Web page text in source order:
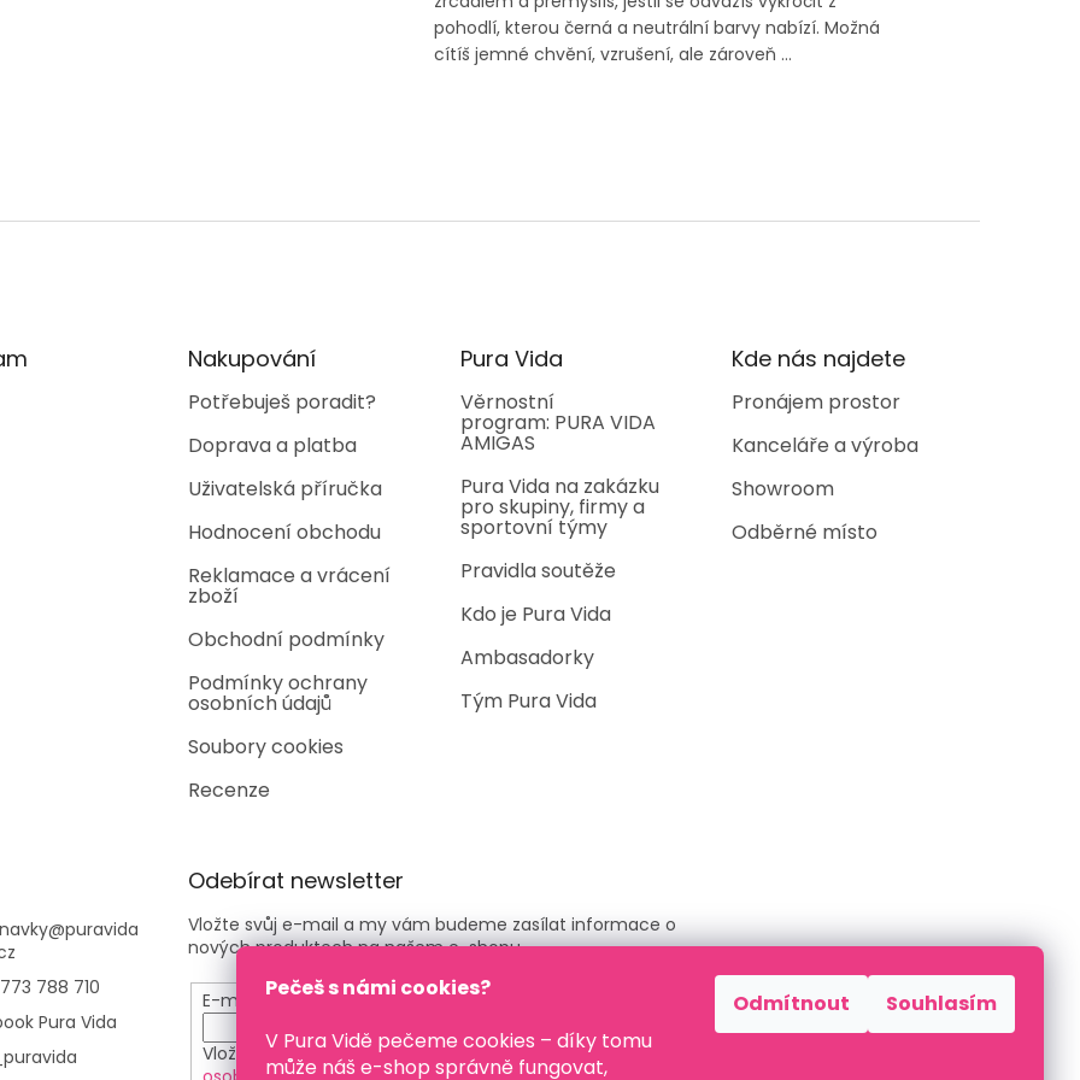
Pečeš s námi cookies?
V Pura Vidě pečeme cookies – díky tomu
může náš e-shop správně fungovat,
Odmítnout Souhlasím
pohodlí, kterou černá a neutrální barvy nabízí. Možná
cítíš jemné chvění, vzrušení, ale zároveň ...
v
Nakupování
Potřebuješ poradit?
Doprava a platba
Uživatelská příručka
Hodnocení obchodu
Reklamace a vrácení
zboží
Obchodní podmínky
Podmínky ochrany
osobních údajů
Soubory cookies
Recenze
Pura Vida
Věrnostní
program: PURA VIDA
AMIGAS
Pura Vida na zakázku
pro skupiny, firmy a
sportovní týmy
Pravidla soutěže
Kdo je Pura Vida
Ambasadorky
Tým Pura Vida
Kde nás najdete
Pronájem prostor
Kanceláře a výroba
Showroom
Odběrné místo
@puravida
788 710
Pura Vida
Odebírat newsletter
Vložte svůj e-mail a my vám budeme zasílat informace o
nových produktech na našem e-shopu.
E-mail
Vložením e-mailu souhlasíte s podmínkami ochrany